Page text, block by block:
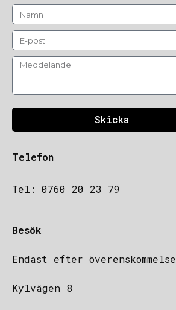
Skicka
Telefon
Tel: 0760 20 23 79
Besök
Endast efter överenskommelse
Kylvägen 8